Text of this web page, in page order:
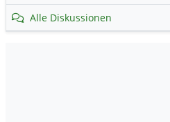
Alle Diskussionen